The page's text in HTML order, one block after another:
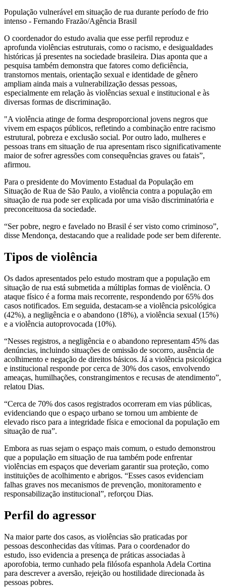
População vulnerável em situação de rua durante período de frio
intenso - Fernando Frazão/Agência Brasil
O coordenador do estudo avalia que esse perfil reproduz e
aprofunda violências estruturais, como o racismo, e desigualdades
históricas já presentes na sociedade brasileira. Dias aponta que a
pesquisa também demonstra que fatores como deficiência,
transtornos mentais, orientação sexual e identidade de gênero
ampliam ainda mais a vulnerabilização dessas pessoas,
especialmente em relação às violências sexual e institucional e às
diversas formas de discriminação.
"A violência atinge de forma desproporcional jovens negros que
vivem em espaços públicos, refletindo a combinação entre racismo
estrutural, pobreza e exclusão social. Por outro lado, mulheres e
pessoas trans em situação de rua apresentam risco significativamente
maior de sofrer agressões com consequências graves ou fatais”,
afirmou.
Para o presidente do Movimento Estadual da População em
Situação de Rua de São Paulo, a violência contra a população em
situação de rua pode ser explicada por uma visão discriminatória e
preconceituosa da sociedade.
“Ser pobre, negro e favelado no Brasil é ser visto como criminoso”,
disse Mendonça, destacando que a realidade pode ser bem diferente.
Tipos de violência
Os dados apresentados pelo estudo mostram que a população em
situação de rua está submetida a múltiplas formas de violência. O
ataque físico é a forma mais recorrente, respondendo por 65% dos
casos notificados. Em seguida, destacam-se a violência psicológica
(42%), a negligência e o abandono (18%), a violência sexual (15%)
e a violência autoprovocada (10%).
“Nesses registros, a negligência e o abandono representam 45% das
denúncias, incluindo situações de omissão de socorro, ausência de
acolhimento e negação de direitos básicos. Já a violência psicológica
e institucional responde por cerca de 30% dos casos, envolvendo
ameaças, humilhações, constrangimentos e recusas de atendimento”,
relatou Dias.
“Cerca de 70% dos casos registrados ocorreram em vias públicas,
evidenciando que o espaço urbano se tornou um ambiente de
elevado risco para a integridade física e emocional da população em
situação de rua”.
Embora as ruas sejam o espaço mais comum, o estudo demonstrou
que a população em situação de rua também pode enfrentar
violências em espaços que deveriam garantir sua proteção, como
instituições de acolhimento e abrigos. “Esses casos evidenciam
falhas graves nos mecanismos de prevenção, monitoramento e
responsabilização institucional”, reforçou Dias.
Perfil do agressor
Na maior parte dos casos, as violências são praticadas por
pessoas desconhecidas das vítimas. Para o coordenador do
estudo, isso evidencia a presença de práticas associadas à
aporofobia, termo cunhado pela filósofa espanhola Adela Cortina
para descrever a aversão, rejeição ou hostilidade direcionada às
pessoas pobres.